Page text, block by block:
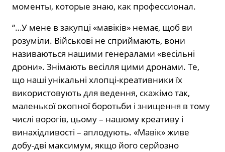
моменты, которые знаю, как профессионал.
“…У мене в закупці «мавіків» немає, щоб ви
розуміли. Військові не сприймають, вони
називаються нашими генералами «весільні
дрони». Знімають весілля цими дронами. Те,
що наші унікальні хлопці-креативники їх
використовують для ведення, скажімо так,
маленької окопної боротьби і знищення в тому
числі ворогів, цьому – нашому креативу і
винахідливості – аплодують. «Мавік» живе
добу-дві максимум, якщо його серйозно